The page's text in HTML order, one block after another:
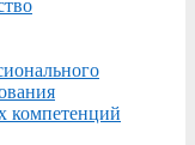
компетенций